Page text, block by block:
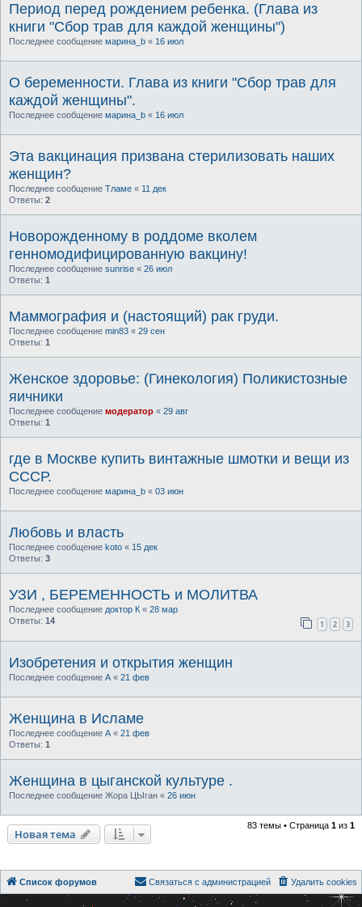
Период перед рождением ребенка. (Глава из
книги "Сбор трав для каждой женщины")
Последнее сообщение марина_b « 16 июл
О беременности. Глава из книги "Сбор трав для
каждой женщины".
Последнее сообщение марина_b « 16 июл
Эта вакцинация призвана стерилизовать наших
женщин?
Последнее сообщение Тламе « 11 дек
Ответы: 2
Новорожденному в роддоме вколем
генномодифицированную вакцину!
Последнее сообщение sunrise « 26 июл
Ответы: 1
Маммография и (настоящий) рак груди.
Последнее сообщение min83 « 29 сен
Ответы: 1
Женское здоровье: (Гинекология) Поликистозные
яичники
Последнее сообщение модератор « 29 авг
Ответы: 1
где в Москве купить винтажные шмотки и вещи из
СССР.
Последнее сообщение марина_b « 03 июн
Любовь и власть
Последнее сообщение koto « 15 дек
Ответы: 3
УЗИ , БЕРЕМЕННОСТЬ и МОЛИТВА
Последнее сообщение доктор К « 28 мар
Ответы: 14 1 2 3
Изобретения и открытия женщин
Последнее сообщение А « 21 фев
Женщина в Исламе
Последнее сообщение А « 21 фев
Ответы: 1
Женщина в цыганской культуре .
Последнее сообщение Жора ЦЫган « 26 июн
Новая тема
83 темы • Страница 1 из 1
Список форумов Удалить cookies
Связаться с администрацией